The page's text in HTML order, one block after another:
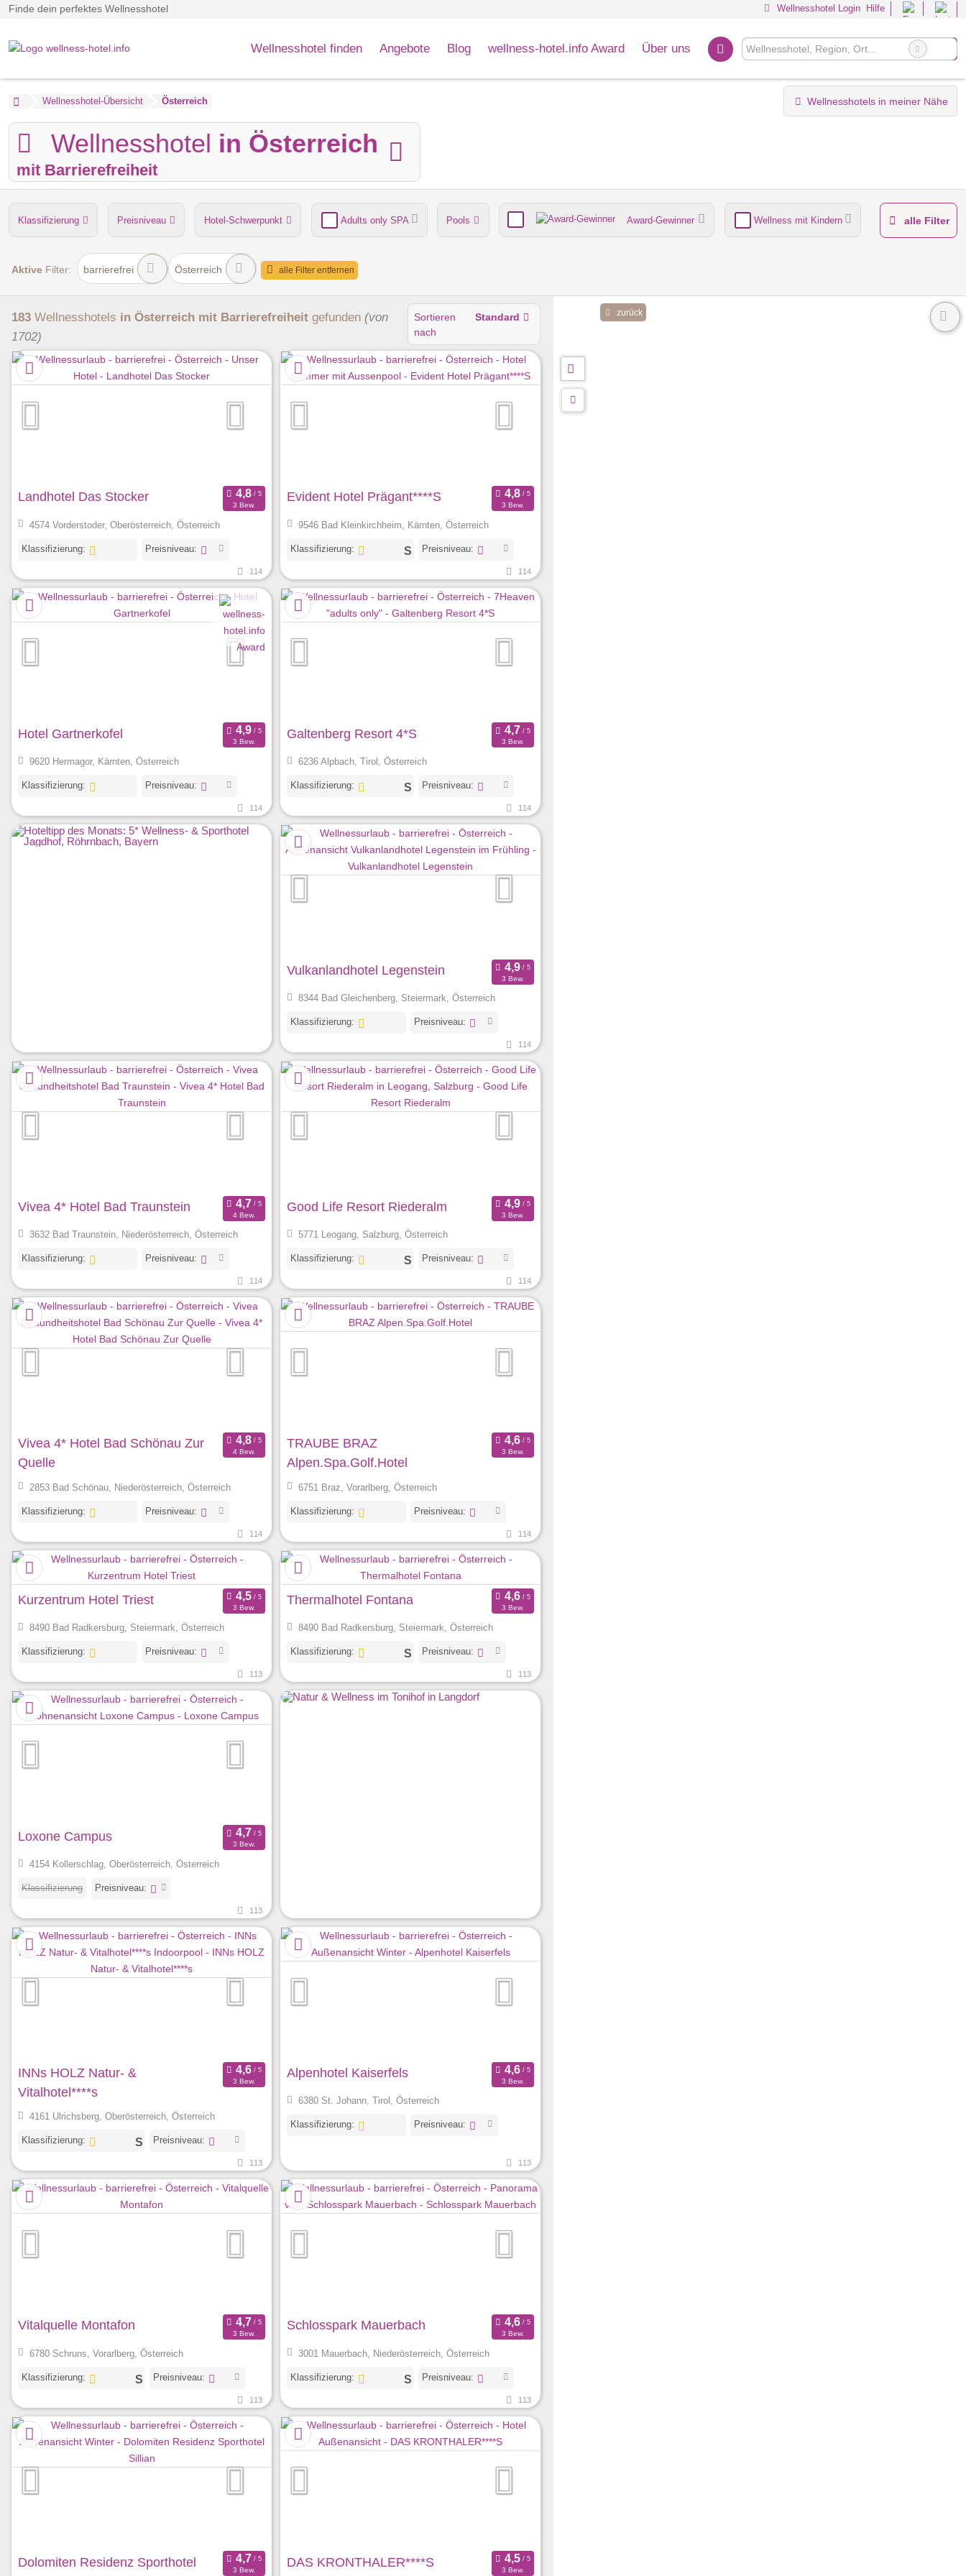
Finde dein perfektes Wellnesshotel Wellnesshotel Login Hilfe
Wellnesshotel finden Angebote Blog wellness-hotel.info Award Über uns
Wellnesshotel-Übersicht Österreich Wellnesshotels in meiner Nähe
Wellnesshotel in Österreich
mit Barrierefreiheit
Klassifizierung Preisniveau Hotel-Schwerpunkt Adults only SPA Pools Award-Gewinner Wellness mit Kindern
Anzahl der Saunen Dampfbad Verpflegung Hunde
alle Filter
Aktive Filter: barrierefrei Österreich alle Filter entfernen
183 Wellnesshotels in Österreich mit Barrierefreiheit gefunden (von
1702)
Sortieren
nach
Standard
Landhotel Das Stocker
3 Bew.
4574 Vorderstoder, Oberösterreich, Österreich
Klassifizierung: Preisniveau:
114
Evident Hotel Prägant****S
3 Bew.
9546 Bad Kleinkirchheim, Kärnten, Österreich
Klassifizierung: Preisniveau:
114
Hotel Gartnerkofel
3 Bew.
9620 Hermagor, Kärnten, Österreich
Klassifizierung: Preisniveau:
114
Galtenberg Resort 4*S
3 Bew.
6236 Alpbach, Tirol, Österreich
Klassifizierung: Preisniveau:
114
Vulkanlandhotel Legenstein
3 Bew.
8344 Bad Gleichenberg, Steiermark, Österreich
Klassifizierung: Preisniveau:
114
Vivea 4* Hotel Bad Traunstein
4 Bew.
3632 Bad Traunstein, Niederösterreich, Österreich
Klassifizierung: Preisniveau:
114
Good Life Resort Riederalm
3 Bew.
5771 Leogang, Salzburg, Österreich
Klassifizierung: Preisniveau:
114
Vivea 4* Hotel Bad Schönau Zur
Quelle
4 Bew.
2853 Bad Schönau, Niederösterreich, Österreich
Klassifizierung: Preisniveau:
114
TRAUBE BRAZ
Alpen.Spa.Golf.Hotel
3 Bew.
6751 Braz, Vorarlberg, Österreich
Klassifizierung: Preisniveau:
114
Kurzentrum Hotel Triest
3 Bew.
8490 Bad Radkersburg, Steiermark, Österreich
Klassifizierung: Preisniveau:
113
Thermalhotel Fontana
3 Bew.
8490 Bad Radkersburg, Steiermark, Österreich
Klassifizierung: Preisniveau:
113
Loxone Campus
3 Bew.
4154 Kollerschlag, Oberösterreich, Österreich
Klassifizierung Preisniveau:
113
INNs HOLZ Natur- &
Vitalhotel****s
3 Bew.
4161 Ulrichsberg, Oberösterreich, Österreich
Klassifizierung: Preisniveau:
113
Alpenhotel Kaiserfels
3 Bew.
6380 St. Johann, Tirol, Österreich
Klassifizierung: Preisniveau:
113
Vitalquelle Montafon
3 Bew.
6780 Schruns, Vorarlberg, Österreich
Klassifizierung: Preisniveau:
113
Schlosspark Mauerbach
3 Bew.
3001 Mauerbach, Niederösterreich, Österreich
Klassifizierung: Preisniveau:
113
Dolomiten Residenz Sporthotel
3 Bew.
DAS KRONTHALER****S
3 Bew.
zurück